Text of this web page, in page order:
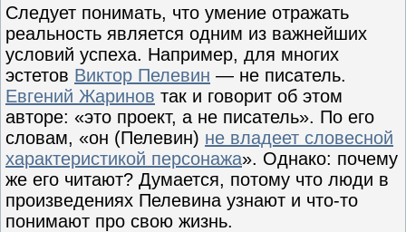
Следует понимать, что умение отражать
реальность является одним из важнейших
условий успеха. Например, для многих
эстетов Виктор Пелевин — не писатель.
Евгений Жаринов так и говорит об этом
авторе: «это проект, а не писатель». По его
словам, «он (Пелевин) не владеет словесной
характеристикой персонажа». Однако: почему
же его читают? Думается, потому что люди в
произведениях Пелевина узнают и что-то
понимают про свою жизнь.